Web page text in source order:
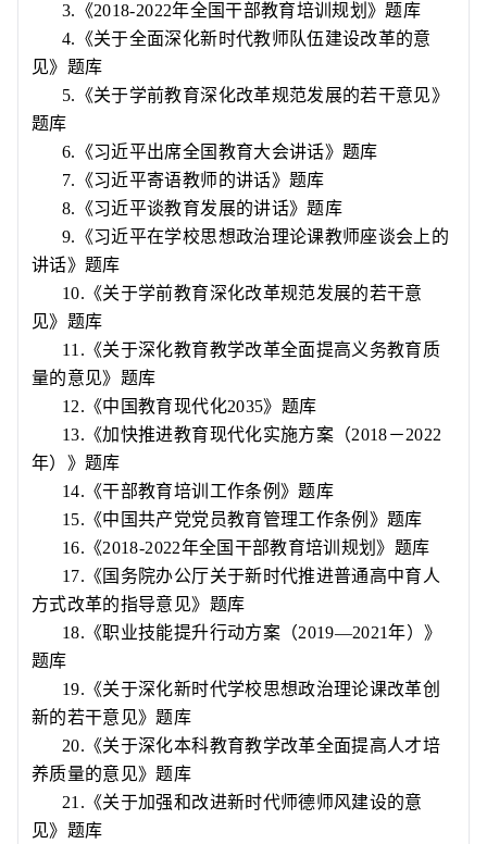
3. 《2018-2022年全国干部教育培训规划》题库
4. 《关于全面深化新时代教师队伍建设改革的意
见》题库
5. 《关于学前教育深化改革规范发展的若干意见》
题库
6. 《习近平出席全国教育大会讲话》题库
7. 《习近平寄语教师的讲话》题库
8. 《习近平谈教育发展的讲话》题库
9. 《习近平在学校思想政治理论课教师座谈会上的
讲话》题库
10. 《关于学前教育深化改革规范发展的若干意
见》题库
11. 《关于深化教育教学改革全面提高义务教育质
量的意见》题库
12. 《中国教育现代化2035》题库
13. 《加快推进教育现代化实施方案（2018－2022
年）》题库
14. 《干部教育培训工作条例》题库
15. 《中国共产党党员教育管理工作条例》题库
16. 《2018-2022年全国干部教育培训规划》题库
17. 《国务院办公厅关于新时代推进普通高中育人
方式改革的指导意见》题库
18. 《职业技能提升行动方案（2019—2021年）》
题库
19. 《关于深化新时代学校思想政治理论课改革创
新的若干意见》题库
20. 《关于深化本科教育教学改革全面提高人才培
养质量的意见》题库
21. 《关于加强和改进新时代师德师风建设的意
见》题库